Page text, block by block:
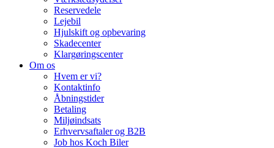
Reservedele
Lejebil
Hjulskift og opbevaring
Skadecenter
Klargøringscenter
Om os
Hvem er vi?
Kontaktinfo
Åbningstider
Betaling
Miljøindsats
Erhvervsaftaler og B2B
Job hos Koch Biler